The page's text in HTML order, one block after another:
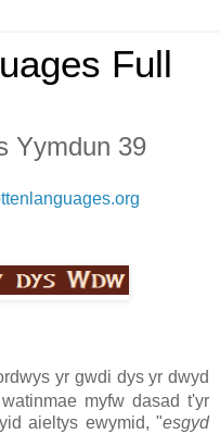
Full
Yymdun 39
yr gwdi dys yr dwyd
myfw dasad t'yr
aieltys ewymid, "esgyd